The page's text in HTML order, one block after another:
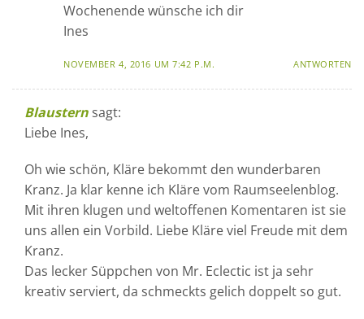
Wochenende wünsche ich dir
Ines
NOVEMBER 4, 2016 UM 7:42 P.M. ANTWORTEN
Blaustern sagt:
Liebe Ines,
Oh wie schön, Kläre bekommt den wunderbaren
Kranz. Ja klar kenne ich Kläre vom Raumseelenblog.
Mit ihren klugen und weltoffenen Komentaren ist sie
uns allen ein Vorbild. Liebe Kläre viel Freude mit dem
Kranz.
Das lecker Süppchen von Mr. Eclectic ist ja sehr
kreativ serviert, da schmeckts gelich doppelt so gut.